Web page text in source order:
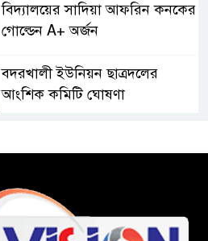
বিদ্যালয়ের সাদিয়া আফরিন কনকের
গোল্ডেন A+ অর্জন
বদরখালী ইউনিয়ন ছাত্রদলের
আংশিক কমিটি ঘোষণা
ঐক্যের
‎শান্তিগঞ্জে অভিভাবকশূন্য প্রশাসন,